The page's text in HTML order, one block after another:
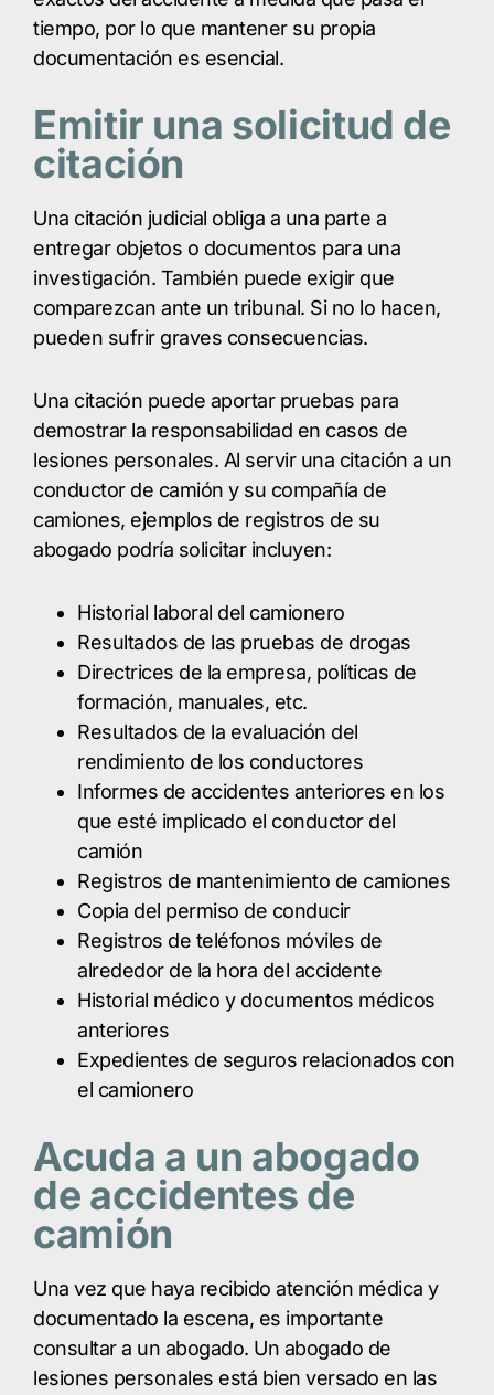
tiempo, por lo que mantener su propia
documentación es esencial.
Emitir una solicitud de
citación
Una citación judicial obliga a una parte a
entregar objetos o documentos para una
investigación. También puede exigir que
comparezcan ante un tribunal. Si no lo hacen,
pueden sufrir graves consecuencias.
Una citación puede aportar pruebas para
demostrar la responsabilidad en casos de
lesiones personales. Al servir una citación a un
conductor de camión y su compañía de
camiones, ejemplos de registros de su
abogado podría solicitar incluyen:
Historial laboral del camionero
Resultados de las pruebas de drogas
Directrices de la empresa, políticas de
formación, manuales, etc.
Resultados de la evaluación del
rendimiento de los conductores
Informes de accidentes anteriores en los
que esté implicado el conductor del
camión
Registros de mantenimiento de camiones
Copia del permiso de conducir
Registros de teléfonos móviles de
alrededor de la hora del accidente
Historial médico y documentos médicos
anteriores
Expedientes de seguros relacionados con
el camionero
Acuda a un abogado
de accidentes de
camión
Una vez que haya recibido atención médica y
documentado la escena, es importante
consultar a un abogado. Un abogado de
lesiones personales está bien versado en las